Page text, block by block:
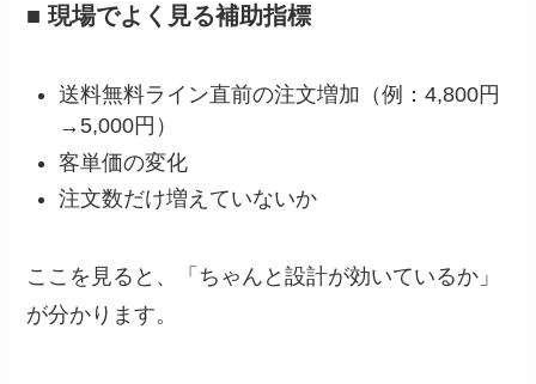
■ 現場でよく見る補助指標
送料無料ライン直前の注文増加（例：4,800円
→5,000円）
客単価の変化
注文数だけ増えていないか
ここを見ると、「ちゃんと設計が効いているか」
が分かります。